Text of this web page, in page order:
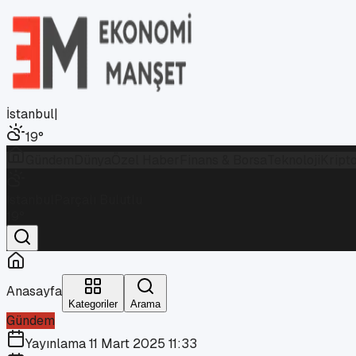
İstanbul|
19°
Anasayfa
Kategoriler Arama
Gündem
Yayınlama11 Mart 2025 11:33